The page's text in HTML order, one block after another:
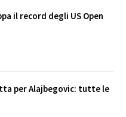
il record degli US Open
per Alajbegovic: tutte le